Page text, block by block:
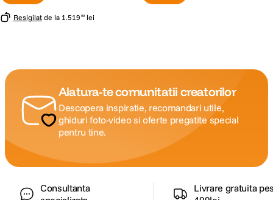
Resigilat de la 1 .519 99 lei
Alatura-te comunitatii creatorilor
Descopera inspiratie, recomandari utile,
ghiduri foto-video si oferte pregatite special
pentru tine.
Consultanta
Livrare gratuita